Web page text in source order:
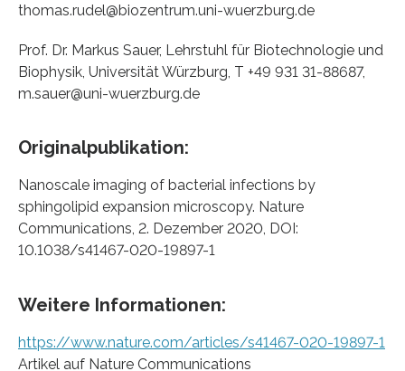
thomas.rudel@biozentrum.uni-wuerzburg.de
Prof. Dr. Markus Sauer, Lehrstuhl für Biotechnologie und
Biophysik, Universität Würzburg, T +49 931 31-88687,
m.sauer@uni-wuerzburg.de
Originalpublikation:
Nanoscale imaging of bacterial infections by
sphingolipid expansion microscopy. Nature
Communications, 2. Dezember 2020, DOI:
10.1038/s41467-020-19897-1
Weitere Informationen:
https://www.nature.com/articles/s41467-020-19897-1
Artikel auf Nature Communications